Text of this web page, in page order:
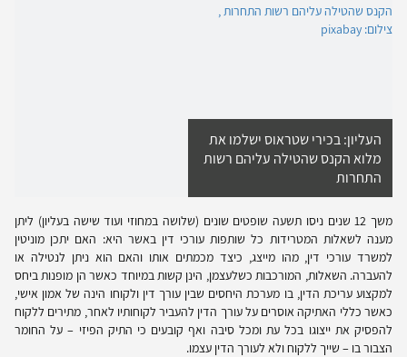
העליון: בכירי שטראוס ישלמו את
מלוא הקנס שהטילה עליהם רשות
התחרות
משך 12 שנים ניסו תשעה שופטים שונים (שלושה במחוזי ועוד שישה בעליון) ליתן
מענה לשאלות המטרידות כל שותפות עורכי דין באשר היא: האם יתכן מוניטין
למשרד עורכי דין, מהו מייצג, כיצד מכמתים אותו והאם הוא ניתן לנטילה או
להעברה. השאלות, המורכבות כשלעצמן, הינן קשות במיוחד כאשר הן מופנות ביחס
למקצוע עריכת הדין, בו מערכת היחסים שבין עורך דין ולקוחו הינה של אמון אישי,
כאשר כללי האתיקה אוסרים על עורך הדין להעביר לקוחותיו לאחר, מתירים ללקוח
להפסיק את ייצוגו בכל עת ומכל סיבה ואף קובעים כי התיק הפיזי – על החומר
הצבור בו – שייך ללקוח ולא לעורך הדין עצמו.